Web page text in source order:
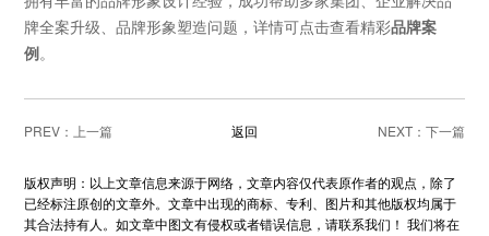
牌全案升级、品牌形象塑造问题，详情可点击查看精彩品牌案
例。
PREV： NEXT：
返回
版权声明：以上文章信息来源于网络，文章内容仅代表原作者的观点，除了
已经标注原创的文章外。文章中出现的商标、专利、图片和其他版权均属于
其合法持有人。如文章中图文有侵权或者错误信息，请联系我们！ 我们将在